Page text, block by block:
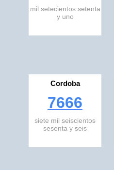
mil setecientos setenta
y uno
Cordoba
7666
siete mil seiscientos
sesenta y seis